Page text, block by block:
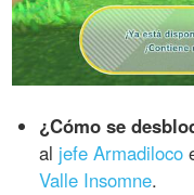
¿Cómo se
al jefe Armadiloco
Valle Insomne.